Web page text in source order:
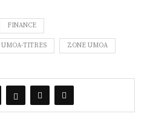
FINANCE
UMOA-TITRES ZONE UMOA